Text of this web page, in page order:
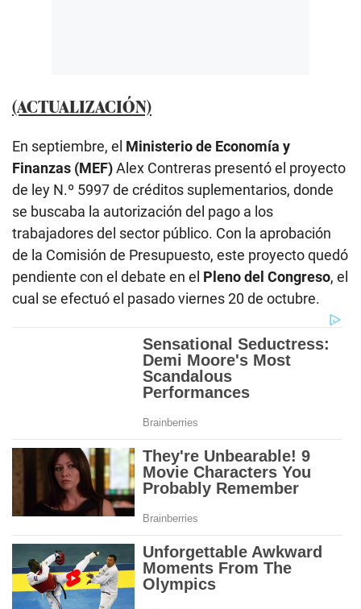
(ACTUALIZACIÓN)
En septiembre, el Ministerio de Economía y
Finanzas (MEF)Alex Contreras presentó el proyecto
de ley N.º 5997 de créditos suplementarios, donde
se buscaba la autorización del pago a los
trabajadores del sector público. Con la aprobación
de la Comisión de Presupuesto, este proyecto quedó
pendiente con el debate en el Pleno del Congreso, el
cual se efectuó el pasado viernes 20 de octubre.